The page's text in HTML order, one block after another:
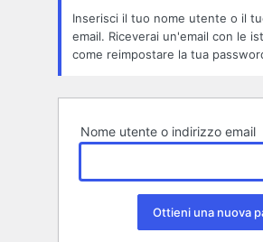
Inserisci il tuo nome utente o il
email. Riceverai un'email con le
come reimpostare la tua
Nome utente o indirizzo email